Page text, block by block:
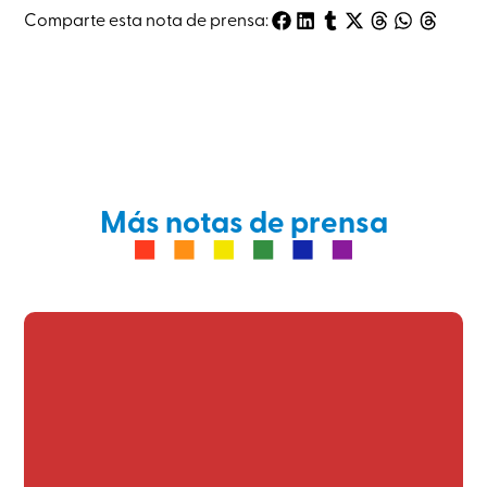
Comparte esta nota de prensa:
Más notas de prensa